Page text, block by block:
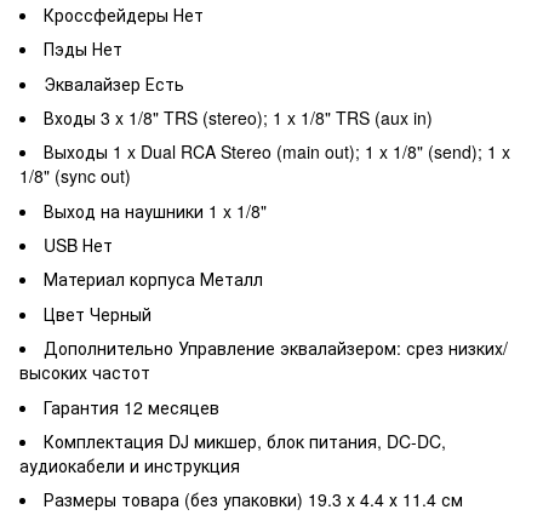
Кроссфейдеры Нет
Пэды Нет
Эквалайзер Есть
Входы 3 x 1/8" TRS (stereo); 1 x 1/8" TRS (aux in)
Выходы 1 x Dual RCA Stereo (main out); 1 x 1/8" (send); 1 x
1/8" (sync out)
Выход на наушники 1 x 1/8"
USB Нет
Материал корпуса Металл
Цвет Черный
Дополнительно Управление эквалайзером: срез низких/
высоких частот
Гарантия 12 месяцев
Комплектация DJ микшер, блок питания, DC-DC,
аудиокабели и инструкция
Размеры товара (без упаковки) 19.3 х 4.4 х 11.4 см